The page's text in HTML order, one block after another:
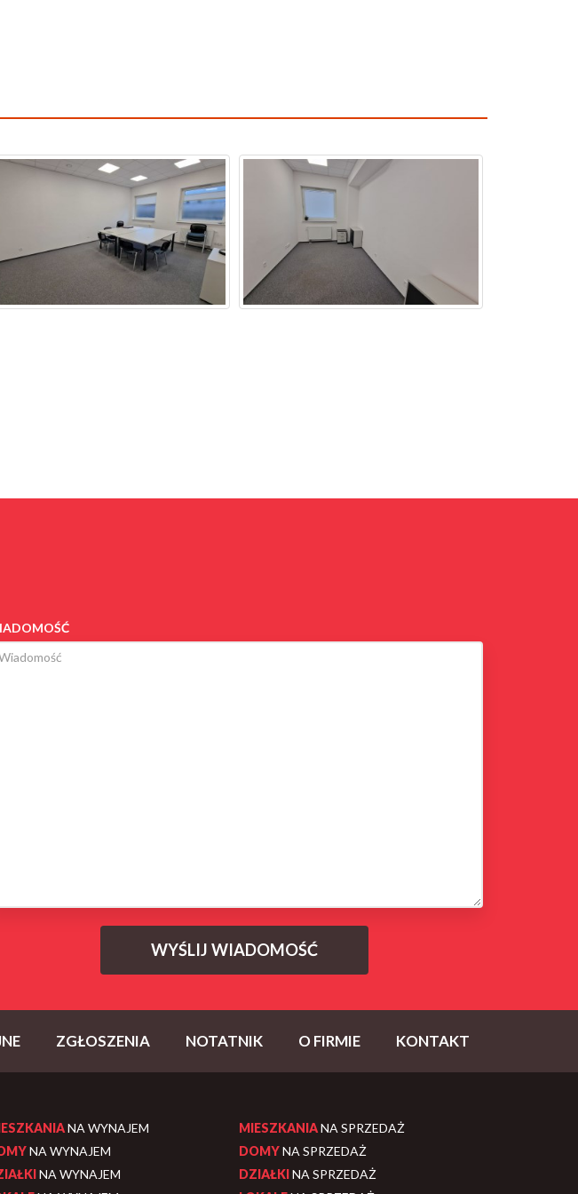
ZGŁOSZENIA NOTATNIK O FIRMIE KONTAKT
NA WYNAJEM
NA WYNAJEM
NA WYNAJEM
MIESZKANIANA SPRZEDAŻ
DOMYNA SPRZEDAŻ
DZIAŁKINA SPRZEDAŻ